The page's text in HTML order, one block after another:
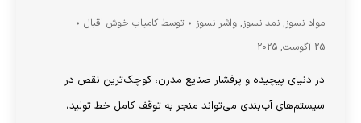
مواد نسوز, نمد نسوز, واشر نسوز توسط کامیاب خوش اقبال
25 آگوست, 2025
در دنیای پیچیده و پرفشار صنایع مدرن، کوچک‌ترین نقص در
سیستم‌های آب‌بندی می‌تواند منجر به توقف کامل خط تولید،